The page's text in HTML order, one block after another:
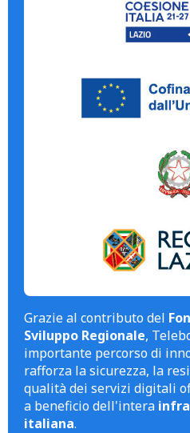
Grazie al contributo del
Sviluppo Regionale,
importante percorso di
rafforza la sicurezza, la
qualità dei servizi digitali
a beneficio dell'intera
italiana.